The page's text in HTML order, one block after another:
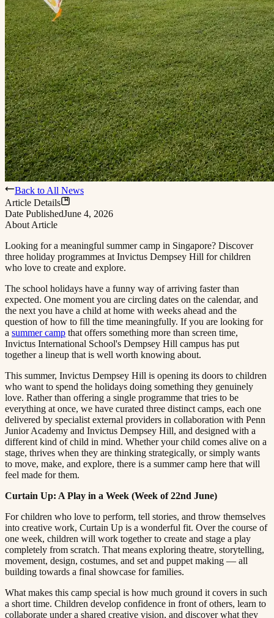
Back to All News
Article Details
Date PublishedJune 4, 2026
About Article
Looking for a meaningful summer camp in Singapore? Discover
three holiday programmes at Invictus Dempsey Hill for children
who love to create and explore.​​​​‌ ‍ ​‍​‍‌‍ ‌ ​‍‌‍‍‌‌‍‌ ‌‍‍‌‌‍ ‍​‍​‍​ ‍‍​‍​‍‌ ​ ‌‍​‌‌‍ ‍‌‍‍‌‌ ‌​‌ ‍‌​‍ ‍‌‍‍‌‌‍ ​‍​‍​‍ ​​‍​‍‌‍‍​‌ ​‍‌‍‌‌‌‍‌‍​‍​‍​ ‍‍​‍​‍​‍ ‌ ​ ‌ ‌​‌ ‌‌‌‍‌​‌‍‍‌‌‍ ​‍ ‌‍‍‌‌‍ ‍‌ ‌​‌‍‌‌‌‍ ‍‌ ‌​​‍ ‌‍‌‌‌‍‌​‌‍‍‌‌ ‌​​‍ ‌‍ ‌‌‍ ‌‍‌​‌‍‌‌​ ‌‌ ​​‌ ​‍‌‍‌‌‌ ​ ‌‍‌‌‌‍ ‍‌ ‌​‌‍​‌‌ ‌​‌‍‍‌‌‍ ‌‍ ‍​ ‍ ‌‍‍‌‌‍‌​​ ‌​ ‌‌‌‍‌‌​ ​ ​ ​‍​ ‌ ​ ​​​ ‍​‌‍‌‌​‍ ‌​ ‍‌‌‍​‌​ ‌ ​ ​​​‍ ‌​ ‌​‌‍‌‍‌‍‌​​ ‍‌​‍ ‌‌‍​‍‌‍​‍​ ‍​​ ​‌​‍ ‌​ ​​​ ‌​​ ‍‌​ ‌​​ ‌ ​ ​‌‌‍​ ​ ​​​ ‌​​ ‍​‌‍​ ​ ‌‌​ ‍ ‌ ‌​‌ ‍‌‌ ​​‌‍‌‌​ ‌‌‍ ‍‌‍‌‌‌ ‌ ‌ ​ ​ ‍ ‌ ​​‌‍​‌‌ ‌​‌‍‍​​ ‌‌‍‌​‌‍‌‌‌ ​ ‌‍​ ‌ ​‍‌‍‍‌‌ ​​‌ ‌​‌‍‍‌‌‍ ‌‍ ‍​ ‌‍​‍‌‍​‌‌ ​ ‌‍‌‌‌‌‌‌‌ ​‍‌‍ ​​ ‌​‍‌‌​ ​‍‌​‌‍‌ ​ ‌ ‌​‌ ‌‌‌‍‌​‌‍‍‌‌‍ ​‍‌‍‌‍‍‌‌‍‌​​ ‌​ ‌‌‌‍‌‌​ ​ ​ ​‍​ ‌ ​ ​​​ ‍​‌‍‌‌​‍ ‌​ ‍‌‌‍​‌​ ‌ ​ ​​​‍ ‌​ ‌​‌‍‌‍‌‍‌​​ ‍‌​‍ ‌‌‍​‍‌‍​‍​ ‍​​ ​‌​‍ ‌​ ​​​ ‌​​ ‍‌​ ‌​​ ‌ ​ ​‌‌‍​ ​ ​​​ ‌​​ ‍​‌‍​ ​ ‌‌​‍‌‍‌ ‌​‌ ‍‌‌ ​​‌‍‌‌​ ‌‌‍ ‍‌‍‌‌‌ ‌ ‌ ​ ​‍‌‍‌ ​​‌‍​‌‌ ‌​‌‍‍​​ ‌‌‍‌​‌‍‌‌‌ ​ ‌‍​ ‌ ​‍‌‍‍‌‌ ​​‌ ‌​‌‍‍‌‌‍ ‌‍ ‍​‍‌‍‌ ​​‌‍‌‌‌ ​‍‌ ​ ‌ ​​‌‍‌‌‌‍​ ‌ ‌​‌‍‍‌‌ ‌‍‌‍‌‌​ ‌‌ ​​‌ ‌‌‌‍​‍‌‍ ​‌‍‍‌‌ ​ ‌‍‍​‌‍‌‌‌‍‌​​‍​‍‌ ‌
The school holidays have a funny way of arriving faster than
expected. One moment you are circling dates on the calendar, and
the next you have a child at home with weeks ahead and the
question of how to fill the time meaningfully. If you are looking for
a ​​​​‌ ‍ ​‍​‍‌‍ ‌ ​‍‌‍‍‌‌‍‌ ‌‍‍‌‌‍ ‍​‍​‍​ ‍‍​‍​‍‌ ​ ‌‍​‌‌‍ ‍‌‍‍‌‌ ‌​‌ ‍‌​‍ ‍‌‍‍‌‌‍ ​‍​‍​‍ ​​‍​‍‌‍‍​‌ ​‍‌‍‌‌‌‍‌‍​‍​‍​ ‍‍​‍​‍​‍ ‌ ​ ‌ ‌​‌ ‌‌‌‍‌​‌‍‍‌‌‍ ​‍ ‌‍‍‌‌‍ ‍‌ ‌​‌‍‌‌‌‍ ‍‌ ‌​​‍ ‌‍‌‌‌‍‌​‌‍‍‌‌ ‌​​‍ ‌‍ ‌‌‍ ‌‍‌​‌‍‌‌​ ‌‌ ​​‌ ​‍‌‍‌‌‌ ​ ‌‍‌‌‌‍ ‍‌ ‌​‌‍​‌‌ ‌​‌‍‍‌‌‍ ‌‍ ‍​ ‍ ‌‍‍‌‌‍‌​​ ‌​ ‌‌‌‍‌‌​ ​ ​ ​‍​ ‌ ​ ​​​ ‍​‌‍‌‌​‍ ‌​ ‍‌‌‍​‌​ ‌ ​ ​​​‍ ‌​ ‌​‌‍‌‍‌‍‌​​ ‍‌​‍ ‌‌‍​‍‌‍​‍​ ‍​​ ​‌​‍ ‌​ ​​​ ‌​​ ‍‌​ ‌​​ ‌ ​ ​‌‌‍​ ​ ​​​ ‌​​ ‍​‌‍​ ​ ‌‌​ ‍ ‌ ‌​‌ ‍‌‌ ​​‌‍‌‌​ ‌‌‍ ‍‌‍‌‌‌ ‌ ‌ ​ ​ ‍ ‌ ​​‌‍​‌‌ ‌​‌‍‍​​ ‌‌‍​ ‌‍ ‌‍ ‍‌ ‌​‌‍‌‌‌‍ ‍‌ ‌​​‍‌‌​ ‌‌‌​​‍‌‌ ‌‍‍ ‌‍‌‌‌ ‍‌​‍‌‌​ ​ ‌​‌​​‍‌‌​ ​ ‌​‌​​‍‌‌​ ​‍​ ​‍​ ​​​ ​‍‌‍‌​‌‍‌​​ ​ ‌‍‌‍​ ​​‌‍​‌​ ​ ​ ​ ​ ‌​​ ‌ ​‍‌‌​ ​‍​ ​‍​‍‌‌​ ‌‌‌​‌​​‍ ‍‌‍​ ‌‍‍​‌‍‍‌‌‍ ​‌‍‌​‌ ​‍‌‍‌‌‌‍ ‍​‍‌‌​ ‌‌‌​​‍‌‌ ‌‍‍ ‌‍‌‌‌ ‍‌​‍‌‌​ ​ ‌​‌​​‍‌‌​ ​ ‌​‌​​‍‌‌​ ​‍​ ​‍‌‍‌‍​ ​​‌‍‌‌​ ‌​​ ​​​ ​‍​ ‍‌‌‍​ ‌‍‌‌‌‍‌​‌‍​ ‌‍​‍​‍‌‌​ ​‍​ ​‍​‍‌‌​ ‌‌‌​‌​​‍ ‍‌ ‌​‌‍‌‌‌ ‍​‌ ‌​​ ‌‍​‍‌‍​‌‌ ​ ‌‍‌‌‌‌‌‌‌ ​‍‌‍ ​​ ‌​‍‌‌​ ​‍‌​‌‍‌ ​ ‌ ‌​‌ ‌‌‌‍‌​‌‍‍‌‌‍ ​‍‌‍‌‍‍‌‌‍‌​​ ‌​ ‌‌‌‍‌‌​ ​ ​ ​‍​ ‌ ​ ​​​ ‍​‌‍‌‌​‍ ‌​ ‍‌‌‍​‌​ ‌ ​ ​​​‍ ‌​ ‌​‌‍‌‍‌‍‌​​ ‍‌​‍ ‌‌‍​‍‌‍​‍​ ‍​​ ​‌​‍ ‌​ ​​​ ‌​​ ‍‌​ ‌​​ ‌ ​ ​‌‌‍​ ​ ​​​ ‌​​ ‍​‌‍​ ​ ‌‌​‍‌‍‌ ‌​‌ ‍‌‌ ​​‌‍‌‌​ ‌‌‍ ‍‌‍‌‌‌ ‌ ‌ ​ ​‍‌‍‌ ​​‌‍​‌‌ ‌​‌‍‍​​ ‌‌‍​ ‌‍ ‌‍ ‍‌ ‌​‌‍‌‌‌‍ ‍‌ ‌​​‍‌‌​ ‌‌‌​​‍‌‌ ‌‍‍ ‌‍‌‌‌ ‍‌​‍‌‌​ ​ ‌​‌​​‍‌‌​ ​ ‌​‌​​‍‌‌​ ​‍​ ​‍​ ​​​ ​‍‌‍‌​‌‍‌​​ ​ ‌‍‌‍​ ​​‌‍​‌​ ​ ​ ​ ​ ‌​​ ‌ ​‍‌‌​ ​‍​ ​‍​‍‌‌​ ‌‌‌​‌​​‍ ‍‌‍​ ‌‍‍​‌‍‍‌‌‍ ​‌‍‌​‌ ​‍‌‍‌‌‌‍ ‍​‍‌‌​ ‌‌‌​​‍‌‌ ‌‍‍ ‌‍‌‌‌ ‍‌​‍‌‌​ ​ ‌​‌​​‍‌‌​ ​ ‌​‌​​‍‌‌​ ​‍​ ​‍‌‍‌‍​ ​​‌‍‌‌​ ‌​​ ​​​ ​‍​ ‍‌‌‍​ ‌‍‌‌‌‍‌​‌‍​ ‌‍​‍​‍‌‌​ ​‍​ ​‍​‍‌‌​ ‌‌‌​‌​​‍ ‍‌ ‌​‌‍‌‌‌ ‍​‌ ‌​​‍‌‍‌ ​​‌‍‌‌‌ ​‍‌ ​ ‌ ​​‌‍‌‌‌‍​ ‌ ‌​‌‍‍‌‌ ‌‍‌‍‌‌​ ‌‌ ​​‌ ‌‌‌‍​‍‌‍ ​‌‍‍‌‌ ​ ‌‍‍​‌‍‌‌‌‍‌​​‍​‍‌ ‌ summer camp​​​​‌ ‍ ​‍​‍‌‍ ‌ ​‍‌‍‍‌‌‍‌ ‌‍‍‌‌‍ ‍​‍​‍​ ‍‍​‍​‍‌ ​ ‌‍​‌‌‍ ‍‌‍‍‌‌ ‌​‌ ‍‌​‍ ‍‌‍‍‌‌‍ ​‍​‍​‍ ​​‍​‍‌‍‍​‌ ​‍‌‍‌‌‌‍‌‍​‍​‍​ ‍‍​‍​‍​‍ ‌ ​ ‌ ‌​‌ ‌‌‌‍‌​‌‍‍‌‌‍ ​‍ ‌‍‍‌‌‍ ‍‌ ‌​‌‍‌‌‌‍ ‍‌ ‌​​‍ ‌‍‌‌‌‍‌​‌‍‍‌‌ ‌​​‍ ‌‍ ‌‌‍ ‌‍‌​‌‍‌‌​ ‌‌ ​​‌ ​‍‌‍‌‌‌ ​ ‌‍‌‌‌‍ ‍‌ ‌​‌‍​‌‌ ‌​‌‍‍‌‌‍ ‌‍ ‍​ ‍ ‌‍‍‌‌‍‌​​ ‌​ ‌‌‌‍‌‌​ ​ ​ ​‍​ ‌ ​ ​​​ ‍​‌‍‌‌​‍ ‌​ ‍‌‌‍​‌​ ‌ ​ ​​​‍ ‌​ ‌​‌‍‌‍‌‍‌​​ ‍‌​‍ ‌‌‍​‍‌‍​‍​ ‍​​ ​‌​‍ ‌​ ​​​ ‌​​ ‍‌​ ‌​​ ‌ ​ ​‌‌‍​ ​ ​​​ ‌​​ ‍​‌‍​ ​ ‌‌​ ‍ ‌ ‌​‌ ‍‌‌ ​​‌‍‌‌​ ‌‌‍ ‍‌‍‌‌‌ ‌ ‌ ​ ​ ‍ ‌ ​​‌‍​‌‌ ‌​‌‍‍​​ ‌‌‍​ ‌‍ ‌‍ ‍‌ ‌​‌‍‌‌‌‍ ‍‌ ‌​​‍‌‌​ ‌‌‌​​‍‌‌ ‌‍‍ ‌‍‌‌‌ ‍‌​‍‌‌​ ​ ‌​‌​​‍‌‌​ ​ ‌​‌​​‍‌‌​ ​‍​ ​‍​ ​​​ ​‍‌‍‌​‌‍‌​​ ​ ‌‍‌‍​ ​​‌‍​‌​ ​ ​ ​ ​ ‌​​ ‌ ​‍‌‌​ ​‍​ ​‍​‍‌‌​ ‌‌‌​‌​​‍ ‍‌‍​ ‌‍‍​‌‍‍‌‌‍ ​‌‍‌​‌ ​‍‌‍‌‌‌‍ ‍​‍‌‌​ ‌‌‌​​‍‌‌ ‌‍‍ ‌‍‌‌‌ ‍‌​‍‌‌​ ​ ‌​‌​​‍‌‌​ ​ ‌​‌​​‍‌‌​ ​‍​ ​‍‌‍‌‍​ ‍​​ ‌‍​ ‌‌​ ‌​​ ​ ​ ​ ​ ‍​‌‍‌​​ ‍​​ ‌‍‌‍‌‍​‍‌‌​ ​‍​ ​‍​‍‌‌​ ‌‌‌​‌​​‍ ‍‌ ‌​‌‍‌‌‌ ‍​‌ ‌​​ ‌‍​‍‌‍​‌‌ ​ ‌‍‌‌‌‌‌‌‌ ​‍‌‍ ​​ ‌​‍‌‌​ ​‍‌​‌‍‌ ​ ‌ ‌​‌ ‌‌‌‍‌​‌‍‍‌‌‍ ​‍‌‍‌‍‍‌‌‍‌​​ ‌​ ‌‌‌‍‌‌​ ​ ​ ​‍​ ‌ ​ ​​​ ‍​‌‍‌‌​‍ ‌​ ‍‌‌‍​‌​ ‌ ​ ​​​‍ ‌​ ‌​‌‍‌‍‌‍‌​​ ‍‌​‍ ‌‌‍​‍‌‍​‍​ ‍​​ ​‌​‍ ‌​ ​​​ ‌​​ ‍‌​ ‌​​ ‌ ​ ​‌‌‍​ ​ ​​​ ‌​​ ‍​‌‍​ ​ ‌‌​‍‌‍‌ ‌​‌ ‍‌‌ ​​‌‍‌‌​ ‌‌‍ ‍‌‍‌‌‌ ‌ ‌ ​ ​‍‌‍‌ ​​‌‍​‌‌ ‌​‌‍‍​​ ‌‌‍​ ‌‍ ‌‍ ‍‌ ‌​‌‍‌‌‌‍ ‍‌ ‌​​‍‌‌​ ‌‌‌​​‍‌‌ ‌‍‍ ‌‍‌‌‌ ‍‌​‍‌‌​ ​ ‌​‌​​‍‌‌​ ​ ‌​‌​​‍‌‌​ ​‍​ ​‍​ ​​​ ​‍‌‍‌​‌‍‌​​ ​ ‌‍‌‍​ ​​‌‍​‌​ ​ ​ ​ ​ ‌​​ ‌ ​‍‌‌​ ​‍​ ​‍​‍‌‌​ ‌‌‌​‌​​‍ ‍‌‍​ ‌‍‍​‌‍‍‌‌‍ ​‌‍‌​‌ ​‍‌‍‌‌‌‍ ‍​‍‌‌​ ‌‌‌​​‍‌‌ ‌‍‍ ‌‍‌‌‌ ‍‌​‍‌‌​ ​ ‌​‌​​‍‌‌​ ​ ‌​‌​​‍‌‌​ ​‍​ ​‍‌‍‌‍​ ‍​​ ‌‍​ ‌‌​ ‌​​ ​ ​ ​ ​ ‍​‌‍‌​​ ‍​​ ‌‍‌‍‌‍​‍‌‌​ ​‍​ ​‍​‍‌‌​ ‌‌‌​‌​​‍ ‍‌ ‌​‌‍‌‌‌ ‍​‌ ‌​​‍‌‍‌ ​​‌‍‌‌‌ ​‍‌ ​ ‌ ​​‌‍‌‌‌‍​ ‌ ‌​‌‍‍‌‌ ‌‍‌‍‌‌​ ‌‌ ​​‌ ‌‌‌‍​‍‌‍ ​‌‍‍‌‌ ​ ‌‍‍​‌‍‌‌‌‍‌​​‍​‍‌ ‌ that offers something more than screen time,
Invictus International School's Dempsey Hill campus has put
together a lineup that is well worth knowing about.​​​​‌ ‍ ​‍​‍‌‍ ‌ ​‍‌‍‍‌‌‍‌ ‌‍‍‌‌‍ ‍​‍​‍​ ‍‍​‍​‍‌ ​ ‌‍​‌‌‍ ‍‌‍‍‌‌ ‌​‌ ‍‌​‍ ‍‌‍‍‌‌‍ ​‍​‍​‍ ​​‍​‍‌‍‍​‌ ​‍‌‍‌‌‌‍‌‍​‍​‍​ ‍‍​‍​‍​‍ ‌ ​ ‌ ‌​‌ ‌‌‌‍‌​‌‍‍‌‌‍ ​‍ ‌‍‍‌‌‍ ‍‌ ‌​‌‍‌‌‌‍ ‍‌ ‌​​‍ ‌‍‌‌‌‍‌​‌‍‍‌‌ ‌​​‍ ‌‍ ‌‌‍ ‌‍‌​‌‍‌‌​ ‌‌ ​​‌ ​‍‌‍‌‌‌ ​ ‌‍‌‌‌‍ ‍‌ ‌​‌‍​‌‌ ‌​‌‍‍‌‌‍ ‌‍ ‍​ ‍ ‌‍‍‌‌‍‌​​ ‌​ ‌‌‌‍‌‌​ ​ ​ ​‍​ ‌ ​ ​​​ ‍​‌‍‌‌​‍ ‌​ ‍‌‌‍​‌​ ‌ ​ ​​​‍ ‌​ ‌​‌‍‌‍‌‍‌​​ ‍‌​‍ ‌‌‍​‍‌‍​‍​ ‍​​ ​‌​‍ ‌​ ​​​ ‌​​ ‍‌​ ‌​​ ‌ ​ ​‌‌‍​ ​ ​​​ ‌​​ ‍​‌‍​ ​ ‌‌​ ‍ ‌ ‌​‌ ‍‌‌ ​​‌‍‌‌​ ‌‌‍ ‍‌‍‌‌‌ ‌ ‌ ​ ​ ‍ ‌ ​​‌‍​‌‌ ‌​‌‍‍​​ ‌‌‍​ ‌‍ ‌‍ ‍‌ ‌​‌‍‌‌‌‍ ‍‌ ‌​​‍‌‌​ ‌‌‌​​‍‌‌ ‌‍‍ ‌‍‌‌‌ ‍‌​‍‌‌​ ​ ‌​‌​​‍‌‌​ ​ ‌​‌​​‍‌‌​ ​‍​ ​‍​ ​​​ ​‍‌‍‌​‌‍‌​​ ​ ‌‍‌‍​ ​​‌‍​‌​ ​ ​ ​ ​ ‌​​ ‌ ​‍‌‌​ ​‍​ ​‍​‍‌‌​ ‌‌‌​‌​​‍ ‍‌‍​ ‌‍‍​‌‍‍‌‌‍ ​‌‍‌​‌ ​‍‌‍‌‌‌‍ ‍​‍‌‌​ ‌‌‌​​‍‌‌ ‌‍‍ ‌‍‌‌‌ ‍‌​‍‌‌​ ​ ‌​‌​​‍‌‌​ ​ ‌​‌​​‍‌‌​ ​‍​ ​‍‌‍​‌​ ​​​ ‍‌‌‍‌‍‌‍​‍​ ‌​​ ‌‌‌‍‌‌​ ​​​ ​‍‌‍‌‌​ ‌​​‍‌‌​ ​‍​ ​‍​‍‌‌​ ‌‌‌​‌​​‍ ‍‌ ‌​‌‍‌‌‌ ‍​‌ ‌​​ ‌‍​‍‌‍​‌‌ ​ ‌‍‌‌‌‌‌‌‌ ​‍‌‍ ​​ ‌​‍‌‌​ ​‍‌​‌‍‌ ​ ‌ ‌​‌ ‌‌‌‍‌​‌‍‍‌‌‍ ​‍‌‍‌‍‍‌‌‍‌​​ ‌​ ‌‌‌‍‌‌​ ​ ​ ​‍​ ‌ ​ ​​​ ‍​‌‍‌‌​‍ ‌​ ‍‌‌‍​‌​ ‌ ​ ​​​‍ ‌​ ‌​‌‍‌‍‌‍‌​​ ‍‌​‍ ‌‌‍​‍‌‍​‍​ ‍​​ ​‌​‍ ‌​ ​​​ ‌​​ ‍‌​ ‌​​ ‌ ​ ​‌‌‍​ ​ ​​​ ‌​​ ‍​‌‍​ ​ ‌‌​‍‌‍‌ ‌​‌ ‍‌‌ ​​‌‍‌‌​ ‌‌‍ ‍‌‍‌‌‌ ‌ ‌ ​ ​‍‌‍‌ ​​‌‍​‌‌ ‌​‌‍‍​​ ‌‌‍​ ‌‍ ‌‍ ‍‌ ‌​‌‍‌‌‌‍ ‍‌ ‌​​‍‌‌​ ‌‌‌​​‍‌‌ ‌‍‍ ‌‍‌‌‌ ‍‌​‍‌‌​ ​ ‌​‌​​‍‌‌​ ​ ‌​‌​​‍‌‌​ ​‍​ ​‍​ ​​​ ​‍‌‍‌​‌‍‌​​ ​ ‌‍‌‍​ ​​‌‍​‌​ ​ ​ ​ ​ ‌​​ ‌ ​‍‌‌​ ​‍​ ​‍​‍‌‌​ ‌‌‌​‌​​‍ ‍‌‍​ ‌‍‍​‌‍‍‌‌‍ ​‌‍‌​‌ ​‍‌‍‌‌‌‍ ‍​‍‌‌​ ‌‌‌​​‍‌‌ ‌‍‍ ‌‍‌‌‌ ‍‌​‍‌‌​ ​ ‌​‌​​‍‌‌​ ​ ‌​‌​​‍‌‌​ ​‍​ ​‍‌‍​‌​ ​​​ ‍‌‌‍‌‍‌‍​‍​ ‌​​ ‌‌‌‍‌‌​ ​​​ ​‍‌‍‌‌​ ‌​​‍‌‌​ ​‍​ ​‍​‍‌‌​ ‌‌‌​‌​​‍ ‍‌ ‌​‌‍‌‌‌ ‍​‌ ‌​​‍‌‍‌ ​​‌‍‌‌‌ ​‍‌ ​ ‌ ​​‌‍‌‌‌‍​ ‌ ‌​‌‍‍‌‌ ‌‍‌‍‌‌​ ‌‌ ​​‌ ‌‌‌‍​‍‌‍ ​‌‍‍‌‌ ​ ‌‍‍​‌‍‌‌‌‍‌​​‍​‍‌ ‌
This summer, Invictus Dempsey Hill is opening its doors to children
who want to spend the holidays doing something they genuinely
love. Rather than offering a single programme that tries to be
everything at once, we have curated three distinct camps, each one
delivered by specialist external providers in collaboration with Penn
Junior Academy and Invictus Dempsey Hill, and designed with a
different kind of child in mind. Whether your child comes alive on a
stage, thrives when they are thinking strategically, or simply wants
to move, make, and explore, there is a summer camp here that will
feel made for them.​​​​‌ ‍ ​‍​‍‌‍ ‌ ​‍‌‍‍‌‌‍‌ ‌‍‍‌‌‍ ‍​‍​‍​ ‍‍​‍​‍‌ ​ ‌‍​‌‌‍ ‍‌‍‍‌‌ ‌​‌ ‍‌​‍ ‍‌‍‍‌‌‍ ​‍​‍​‍ ​​‍​‍‌‍‍​‌ ​‍‌‍‌‌‌‍‌‍​‍​‍​ ‍‍​‍​‍​‍ ‌ ​ ‌ ‌​‌ ‌‌‌‍‌​‌‍‍‌‌‍ ​‍ ‌‍‍‌‌‍ ‍‌ ‌​‌‍‌‌‌‍ ‍‌ ‌​​‍ ‌‍‌‌‌‍‌​‌‍‍‌‌ ‌​​‍ ‌‍ ‌‌‍ ‌‍‌​‌‍‌‌​ ‌‌ ​​‌ ​‍‌‍‌‌‌ ​ ‌‍‌‌‌‍ ‍‌ ‌​‌‍​‌‌ ‌​‌‍‍‌‌‍ ‌‍ ‍​ ‍ ‌‍‍‌‌‍‌​​ ‌​ ‌‌‌‍‌‌​ ​ ​ ​‍​ ‌ ​ ​​​ ‍​‌‍‌‌​‍ ‌​ ‍‌‌‍​‌​ ‌ ​ ​​​‍ ‌​ ‌​‌‍‌‍‌‍‌​​ ‍‌​‍ ‌‌‍​‍‌‍​‍​ ‍​​ ​‌​‍ ‌​ ​​​ ‌​​ ‍‌​ ‌​​ ‌ ​ ​‌‌‍​ ​ ​​​ ‌​​ ‍​‌‍​ ​ ‌‌​ ‍ ‌ ‌​‌ ‍‌‌ ​​‌‍‌‌​ ‌‌‍ ‍‌‍‌‌‌ ‌ ‌ ​ ​ ‍ ‌ ​​‌‍​‌‌ ‌​‌‍‍​​ ‌‌‍​ ‌‍ ‌‍ ‍‌ ‌​‌‍‌‌‌‍ ‍‌ ‌​​‍‌‌​ ‌‌‌​​‍‌‌ ‌‍‍ ‌‍‌‌‌ ‍‌​‍‌‌​ ​ ‌​‌​​‍‌‌​ ​ ‌​‌​​‍‌‌​ ​‍​ ​‍​ ‌​‌‍​ ‌‍‌‌​ ‌ ​ ​‍​ ‌ ​ ‌​​ ‌‌​ ‌ ‌‍​‍‌‍‌‌‌‍‌​​‍‌‌​ ​‍​ ​‍​‍‌‌​ ‌‌‌​‌​​‍ ‍‌‍​ ‌‍‍​‌‍‍‌‌‍ ​‌‍‌​‌ ​‍‌‍‌‌‌‍ ‍​‍‌‌​ ‌‌‌​​‍‌‌ ‌‍‍ ‌‍‌‌‌ ‍‌​‍‌‌​ ​ ‌​‌​​‍‌‌​ ​ ‌​‌​​‍‌‌​ ​‍​ ​‍‌‍‌‌‌‍‌​‌‍​‍‌‍​‌​ ‍​​ ‍‌​ ‌‌‌‍‌‌‌‍‌‌​ ​ ​ ‌​​ ‌​​‍‌‌​ ​‍​ ​‍​‍‌‌​ ‌‌‌​‌​​‍ ‍‌ ‌​‌‍‌‌‌ ‍​‌ ‌​​ ‌‍​‍‌‍​‌‌ ​ ‌‍‌‌‌‌‌‌‌ ​‍‌‍ ​​ ‌​‍‌‌​ ​‍‌​‌‍‌ ​ ‌ ‌​‌ ‌‌‌‍‌​‌‍‍‌‌‍ ​‍‌‍‌‍‍‌‌‍‌​​ ‌​ ‌‌‌‍‌‌​ ​ ​ ​‍​ ‌ ​ ​​​ ‍​‌‍‌‌​‍ ‌​ ‍‌‌‍​‌​ ‌ ​ ​​​‍ ‌​ ‌​‌‍‌‍‌‍‌​​ ‍‌​‍ ‌‌‍​‍‌‍​‍​ ‍​​ ​‌​‍ ‌​ ​​​ ‌​​ ‍‌​ ‌​​ ‌ ​ ​‌‌‍​ ​ ​​​ ‌​​ ‍​‌‍​ ​ ‌‌​‍‌‍‌ ‌​‌ ‍‌‌ ​​‌‍‌‌​ ‌‌‍ ‍‌‍‌‌‌ ‌ ‌ ​ ​‍‌‍‌ ​​‌‍​‌‌ ‌​‌‍‍​​ ‌‌‍​ ‌‍ ‌‍ ‍‌ ‌​‌‍‌‌‌‍ ‍‌ ‌​​‍‌‌​ ‌‌‌​​‍‌‌ ‌‍‍ ‌‍‌‌‌ ‍‌​‍‌‌​ ​ ‌​‌​​‍‌‌​ ​ ‌​‌​​‍‌‌​ ​‍​ ​‍​ ‌​‌‍​ ‌‍‌‌​ ‌ ​ ​‍​ ‌ ​ ‌​​ ‌‌​ ‌ ‌‍​‍‌‍‌‌‌‍‌​​‍‌‌​ ​‍​ ​‍​‍‌‌​ ‌‌‌​‌​​‍ ‍‌‍​ ‌‍‍​‌‍‍‌‌‍ ​‌‍‌​‌ ​‍‌‍‌‌‌‍ ‍​‍‌‌​ ‌‌‌​​‍‌‌ ‌‍‍ ‌‍‌‌‌ ‍‌​‍‌‌​ ​ ‌​‌​​‍‌‌​ ​ ‌​‌​​‍‌‌​ ​‍​ ​‍‌‍‌‌‌‍‌​‌‍​‍‌‍​‌​ ‍​​ ‍‌​ ‌‌‌‍‌‌‌‍‌‌​ ​ ​ ‌​​ ‌​​‍‌‌​ ​‍​ ​‍​‍‌‌​ ‌‌‌​‌​​‍ ‍‌ ‌​‌‍‌‌‌ ‍​‌ ‌​​‍‌‍‌ ​​‌‍‌‌‌ ​‍‌ ​ ‌ ​​‌‍‌‌‌‍​ ‌ ‌​‌‍‍‌‌ ‌‍‌‍‌‌​ ‌‌ ​​‌ ‌‌‌‍​‍‌‍ ​‌‍‍‌‌ ​ ‌‍‍​‌‍‌‌‌‍‌​​‍​‍‌ ‌
Curtain Up: A Play in a Week (Week of 22nd June)​​​​‌ ‍ ​‍​‍‌‍ ‌ ​‍‌‍‍‌‌‍‌ ‌‍‍‌‌‍ ‍​‍​‍​ ‍‍​‍​‍‌ ​ ‌‍​‌‌‍ ‍‌‍‍‌‌ ‌​‌ ‍‌​‍ ‍‌‍‍‌‌‍ ​‍​‍​‍ ​​‍​‍‌‍‍​‌ ​‍‌‍‌‌‌‍‌‍​‍​‍​ ‍‍​‍​‍​‍ ‌ ​ ‌ ‌​‌ ‌‌‌‍‌​‌‍‍‌‌‍ ​‍ ‌‍‍‌‌‍ ‍‌ ‌​‌‍‌‌‌‍ ‍‌ ‌​​‍ ‌‍‌‌‌‍‌​‌‍‍‌‌ ‌​​‍ ‌‍ ‌‌‍ ‌‍‌​‌‍‌‌​ ‌‌ ​​‌ ​‍‌‍‌‌‌ ​ ‌‍‌‌‌‍ ‍‌ ‌​‌‍​‌‌ ‌​‌‍‍‌‌‍ ‌‍ ‍​ ‍ ‌‍‍‌‌‍‌​​ ‌​ ‌‌‌‍‌‌​ ​ ​ ​‍​ ‌ ​ ​​​ ‍​‌‍‌‌​‍ ‌​ ‍‌‌‍​‌​ ‌ ​ ​​​‍ ‌​ ‌​‌‍‌‍‌‍‌​​ ‍‌​‍ ‌‌‍​‍‌‍​‍​ ‍​​ ​‌​‍ ‌​ ​​​ ‌​​ ‍‌​ ‌​​ ‌ ​ ​‌‌‍​ ​ ​​​ ‌​​ ‍​‌‍​ ​ ‌‌​ ‍ ‌ ‌​‌ ‍‌‌ ​​‌‍‌‌​ ‌‌‍ ‍‌‍‌‌‌ ‌ ‌ ​ ​ ‍ ‌ ​​‌‍​‌‌ ‌​‌‍‍​​ ‌‌‍​ ‌‍ ‌‍ ‍‌ ‌​‌‍‌‌‌‍ ‍‌ ‌​​‍‌‌​ ‌‌‌​​‍‌‌ ‌‍‍ ‌‍‌‌‌ ‍‌​‍‌‌​ ​ ‌​‌​​‍‌‌​ ​ ‌​‌​​‍‌‌​ ​‍​ ​‍‌‍‌​‌‍‌‍‌‍‌​​ ‌‌‌‍‌‍​ ​ ​ ​​​ ​‌‌‍​‍​ ‌ ‌‍‌‌‌‍‌​​‍‌‌​ ​‍​ ​‍​‍‌‌​ ‌‌‌​‌​​‍ ‍‌‍​ ‌‍‍​‌‍‍‌‌‍ ​‌‍‌​‌ ​‍‌‍‌‌‌‍ ‍​‍‌‌​ ‌‌‌​​‍‌‌ ‌‍‍ ‌‍‌‌‌ ‍‌​‍‌‌​ ​ ‌​‌​​‍‌‌​ ​ ‌​‌​​‍‌‌​ ​‍​ ​‍​ ​​​ ​‌​ ​​‌‍‌​​ ‌‌‌‍​ ​ ‌​​ ‌‍‌‍​‍​ ‍​​ ​‍​ ‌​​‍‌‌​ ​‍​ ​‍​‍‌‌​ ‌‌‌​‌​​‍ ‍‌ ‌​‌‍‌‌‌ ‍​‌ ‌​​ ‌‍​‍‌‍​‌‌ ​ ‌‍‌‌‌‌‌‌‌ ​‍‌‍ ​​ ‌​‍‌‌​ ​‍‌​‌‍‌ ​ ‌ ‌​‌ ‌‌‌‍‌​‌‍‍‌‌‍ ​‍‌‍‌‍‍‌‌‍‌​​ ‌​ ‌‌‌‍‌‌​ ​ ​ ​‍​ ‌ ​ ​​​ ‍​‌‍‌‌​‍ ‌​ ‍‌‌‍​‌​ ‌ ​ ​​​‍ ‌​ ‌​‌‍‌‍‌‍‌​​ ‍‌​‍ ‌‌‍​‍‌‍​‍​ ‍​​ ​‌​‍ ‌​ ​​​ ‌​​ ‍‌​ ‌​​ ‌ ​ ​‌‌‍​ ​ ​​​ ‌​​ ‍​‌‍​ ​ ‌‌​‍‌‍‌ ‌​‌ ‍‌‌ ​​‌‍‌‌​ ‌‌‍ ‍‌‍‌‌‌ ‌ ‌ ​ ​‍‌‍‌ ​​‌‍​‌‌ ‌​‌‍‍​​ ‌‌‍​ ‌‍ ‌‍ ‍‌ ‌​‌‍‌‌‌‍ ‍‌ ‌​​‍‌‌​ ‌‌‌​​‍‌‌ ‌‍‍ ‌‍‌‌‌ ‍‌​‍‌‌​ ​ ‌​‌​​‍‌‌​ ​ ‌​‌​​‍‌‌​ ​‍​ ​‍‌‍‌​‌‍‌‍‌‍‌​​ ‌‌‌‍‌‍​ ​ ​ ​​​ ​‌‌‍​‍​ ‌ ‌‍‌‌‌‍‌​​‍‌‌​ ​‍​ ​‍​‍‌‌​ ‌‌‌​‌​​‍ ‍‌‍​ ‌‍‍​‌‍‍‌‌‍ ​‌‍‌​‌ ​‍‌‍‌‌‌‍ ‍​‍‌‌​ ‌‌‌​​‍‌‌ ‌‍‍ ‌‍‌‌‌ ‍‌​‍‌‌​ ​ ‌​‌​​‍‌‌​ ​ ‌​‌​​‍‌‌​ ​‍​ ​‍​ ​​​ ​‌​ ​​‌‍‌​​ ‌‌‌‍​ ​ ‌​​ ‌‍‌‍​‍​ ‍​​ ​‍​ ‌​​‍‌‌​ ​‍​ ​‍​‍‌‌​ ‌‌‌​‌​​‍ ‍‌ ‌​‌‍‌‌‌ ‍​‌ ‌​​‍‌‍‌ ​​‌‍‌‌‌ ​‍‌ ​ ‌ ​​‌‍‌‌‌‍​ ‌ ‌​‌‍‍‌‌ ‌‍‌‍‌‌​ ‌‌ ​​‌ ‌‌‌‍​‍‌‍ ​‌‍‍‌‌ ​ ‌‍‍​‌‍‌‌‌‍‌​​‍​‍‌ ‌
For children who love to perform, tell stories, and throw themselves
into creative work, Curtain Up is a wonderful fit. Over the course of
one week, children will work together to create and stage a play
completely from scratch. That means exploring theatre, storytelling,
movement, design, costumes, and set and puppet making — all
building towards a final showcase for families.​​​​‌ ‍ ​‍​‍‌‍ ‌ ​‍‌‍‍‌‌‍‌ ‌‍‍‌‌‍ ‍​‍​‍​ ‍‍​‍​‍‌ ​ ‌‍​‌‌‍ ‍‌‍‍‌‌ ‌​‌ ‍‌​‍ ‍‌‍‍‌‌‍ ​‍​‍​‍ ​​‍​‍‌‍‍​‌ ​‍‌‍‌‌‌‍‌‍​‍​‍​ ‍‍​‍​‍​‍ ‌ ​ ‌ ‌​‌ ‌‌‌‍‌​‌‍‍‌‌‍ ​‍ ‌‍‍‌‌‍ ‍‌ ‌​‌‍‌‌‌‍ ‍‌ ‌​​‍ ‌‍‌‌‌‍‌​‌‍‍‌‌ ‌​​‍ ‌‍ ‌‌‍ ‌‍‌​‌‍‌‌​ ‌‌ ​​‌ ​‍‌‍‌‌‌ ​ ‌‍‌‌‌‍ ‍‌ ‌​‌‍​‌‌ ‌​‌‍‍‌‌‍ ‌‍ ‍​ ‍ ‌‍‍‌‌‍‌​​ ‌​ ‌‌‌‍‌‌​ ​ ​ ​‍​ ‌ ​ ​​​ ‍​‌‍‌‌​‍ ‌​ ‍‌‌‍​‌​ ‌ ​ ​​​‍ ‌​ ‌​‌‍‌‍‌‍‌​​ ‍‌​‍ ‌‌‍​‍‌‍​‍​ ‍​​ ​‌​‍ ‌​ ​​​ ‌​​ ‍‌​ ‌​​ ‌ ​ ​‌‌‍​ ​ ​​​ ‌​​ ‍​‌‍​ ​ ‌‌​ ‍ ‌ ‌​‌ ‍‌‌ ​​‌‍‌‌​ ‌‌‍ ‍‌‍‌‌‌ ‌ ‌ ​ ​ ‍ ‌ ​​‌‍​‌‌ ‌​‌‍‍​​ ‌‌‍​ ‌‍ ‌‍ ‍‌ ‌​‌‍‌‌‌‍ ‍‌ ‌​​‍‌‌​ ‌‌‌​​‍‌‌ ‌‍‍ ‌‍‌‌‌ ‍‌​‍‌‌​ ​ ‌​‌​​‍‌‌​ ​ ‌​‌​​‍‌‌​ ​‍​ ​‍‌‍‌‌‌‍‌‌‌‍​ ‌‍​‌​ ‌ ​ ‌​​ ‌​​ ​​​ ‌‌​ ​‍‌‍‌​​ ​​​‍‌‌​ ​‍​ ​‍​‍‌‌​ ‌‌‌​‌​​‍ ‍‌‍​ ‌‍‍​‌‍‍‌‌‍ ​‌‍‌​‌ ​‍‌‍‌‌‌‍ ‍​‍‌‌​ ‌‌‌​​‍‌‌ ‌‍‍ ‌‍‌‌‌ ‍‌​‍‌‌​ ​ ‌​‌​​‍‌‌​ ​ ‌​‌​​‍‌‌​ ​‍​ ​‍​ ‍‌​ ‌‍​ ‍​​ ​​​ ‌‍‌‍‌‌​ ​ ​ ‍​​ ​​​ ‌‌​ ‍​​ ​‌​‍‌‌​ ​‍​ ​‍​‍‌‌​ ‌‌‌​‌​​‍ ‍‌ ‌​‌‍‌‌‌ ‍​‌ ‌​​ ‌‍​‍‌‍​‌‌ ​ ‌‍‌‌‌‌‌‌‌ ​‍‌‍ ​​ ‌​‍‌‌​ ​‍‌​‌‍‌ ​ ‌ ‌​‌ ‌‌‌‍‌​‌‍‍‌‌‍ ​‍‌‍‌‍‍‌‌‍‌​​ ‌​ ‌‌‌‍‌‌​ ​ ​ ​‍​ ‌ ​ ​​​ ‍​‌‍‌‌​‍ ‌​ ‍‌‌‍​‌​ ‌ ​ ​​​‍ ‌​ ‌​‌‍‌‍‌‍‌​​ ‍‌​‍ ‌‌‍​‍‌‍​‍​ ‍​​ ​‌​‍ ‌​ ​​​ ‌​​ ‍‌​ ‌​​ ‌ ​ ​‌‌‍​ ​ ​​​ ‌​​ ‍​‌‍​ ​ ‌‌​‍‌‍‌ ‌​‌ ‍‌‌ ​​‌‍‌‌​ ‌‌‍ ‍‌‍‌‌‌ ‌ ‌ ​ ​‍‌‍‌ ​​‌‍​‌‌ ‌​‌‍‍​​ ‌‌‍​ ‌‍ ‌‍ ‍‌ ‌​‌‍‌‌‌‍ ‍‌ ‌​​‍‌‌​ ‌‌‌​​‍‌‌ ‌‍‍ ‌‍‌‌‌ ‍‌​‍‌‌​ ​ ‌​‌​​‍‌‌​ ​ ‌​‌​​‍‌‌​ ​‍​ ​‍‌‍‌‌‌‍‌‌‌‍​ ‌‍​‌​ ‌ ​ ‌​​ ‌​​ ​​​ ‌‌​ ​‍‌‍‌​​ ​​​‍‌‌​ ​‍​ ​‍​‍‌‌​ ‌‌‌​‌​​‍ ‍‌‍​ ‌‍‍​‌‍‍‌‌‍ ​‌‍‌​‌ ​‍‌‍‌‌‌‍ ‍​‍‌‌​ ‌‌‌​​‍‌‌ ‌‍‍ ‌‍‌‌‌ ‍‌​‍‌‌​ ​ ‌​‌​​‍‌‌​ ​ ‌​‌​​‍‌‌​ ​‍​ ​‍​ ‍‌​ ‌‍​ ‍​​ ​​​ ‌‍‌‍‌‌​ ​ ​ ‍​​ ​​​ ‌‌​ ‍​​ ​‌​‍‌‌​ ​‍​ ​‍​‍‌‌​ ‌‌‌​‌​​‍ ‍‌ ‌​‌‍‌‌‌ ‍​‌ ‌​​‍‌‍‌ ​​‌‍‌‌‌ ​‍‌ ​ ‌ ​​‌‍‌‌‌‍​ ‌ ‌​‌‍‍‌‌ ‌‍‌‍‌‌​ ‌‌ ​​‌ ‌‌‌‍​‍‌‍ ​‌‍‍‌‌ ​ ‌‍‍​‌‍‌‌‌‍‌​​‍​‍‌ ‌
What makes this camp special is how much ground it covers in such
a short time. Children develop confidence in front of others, learn to
collaborate under a shared creative vision, and discover what they